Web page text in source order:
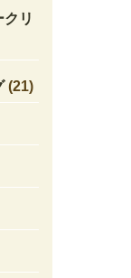
リ
(21)